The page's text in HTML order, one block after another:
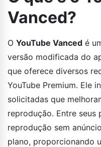
Vanced?
O YouTube Vanced é
versão modificada do
que oferece diversos
YouTube Premium. Ele
solicitadas que
reprodução. Entre seus
reprodução sem
plano, proporcionando